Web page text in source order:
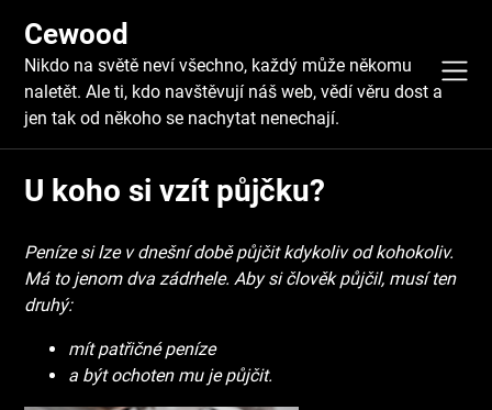
content
Cewood
Nikdo na světě neví všechno, každý může někomu
naletět. Ale ti, kdo navštěvují náš web, vědí věru dost a
jen tak od někoho se nachytat nenechají.
U koho si vzít půjčku?
Peníze si lze v dnešní době půjčit kdykoliv od kohokoliv.
Má to jenom dva zádrhele. Aby si člověk půjčil, musí ten
druhý:
mít patřičné peníze
a být ochoten mu je půjčit.